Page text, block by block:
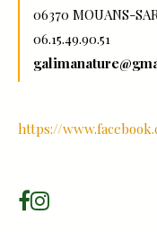
06370 MOUANS-
06.15.49.90.51
https://